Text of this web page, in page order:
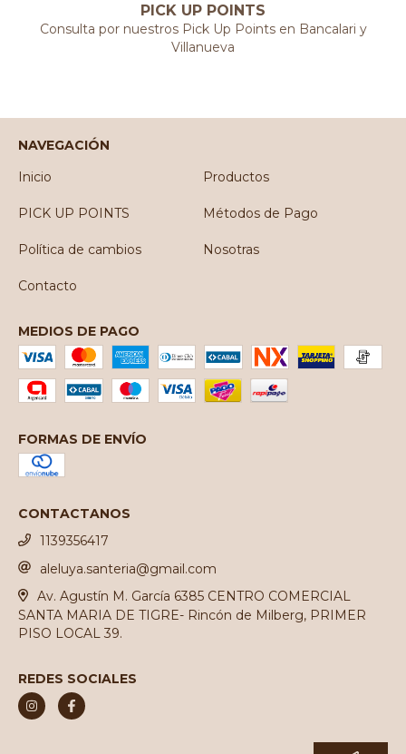
PICK UP POINTS
Consulta por nuestros Pick Up Points en Bancalari y
Villanueva
NAVEGACIÓN
Inicio
Productos
PICK UP POINTS Métodos de Pago
Política de cambios Nosotras
Contacto
MEDIOS DE PAGO
FORMAS DE ENVÍO
CONTACTANOS
1139356417
aleluya.santeria@gmail.com
Av. Agustín M. García 6385 CENTRO COMERCIAL
SANTA MARIA DE TIGRE- Rincón de Milberg, PRIMER
PISO LOCAL 39.
REDES SOCIALES